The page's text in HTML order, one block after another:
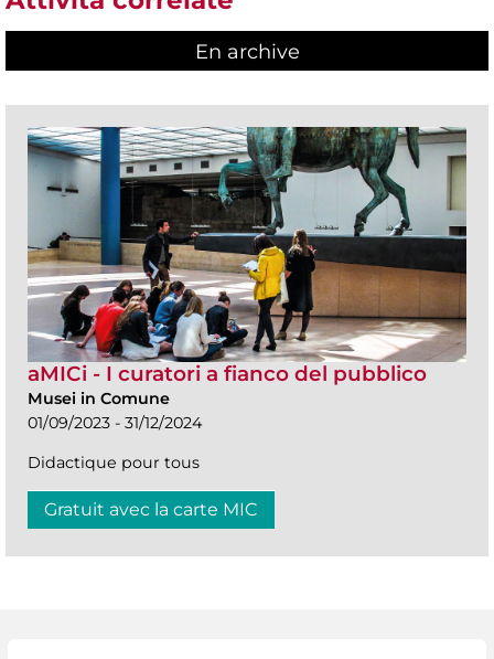
En archive
aMICi - I curatori a fianco del pubblico
Musei in Comune
01/09/2023 - 31/12/2024
Didactique pour tous
Gratuit avec la carte MIC